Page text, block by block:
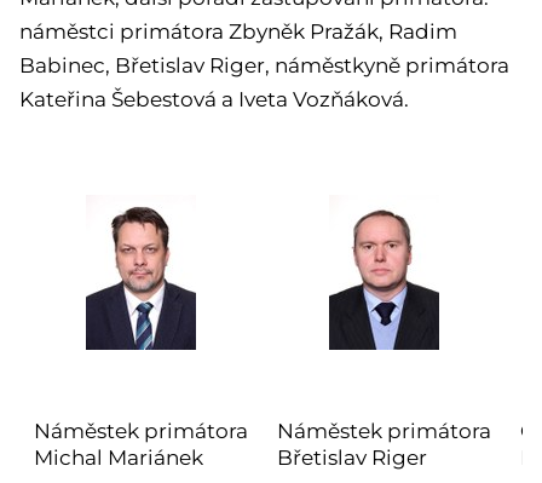
náměstci primátora Zbyněk Pražák, Radim
Babinec, Břetislav Riger, náměstkyně primátora
Kateřina Šebestová a Iveta Vozňáková.
Náměstek primátora
Michal Mariánek
Náměstek primátora
Břetislav Riger